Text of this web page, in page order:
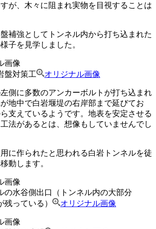
が、木々に阻まれ実物を目視することは
補強としてトンネル内から打ち込まれた
子を見学しました。
盤対策工 オリジナル画像
側に多数のアンカーボルトが打ち込まれ
地中で白岩堰堤の右岸部まで延びてお
支えているようです。地表を安定させる
法があるとは、想像もしていませんでし
に作られたと思われる白岩トンネルを徒
動します。
の水谷側出口（トンネル内の大部分
残っている）
オリジナル画像